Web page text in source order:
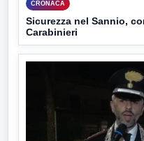
CRONACA
Sicurezza nel Sannio,
Carabinieri